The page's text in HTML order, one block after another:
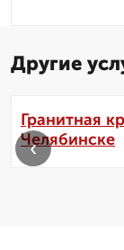
Другие
Гранитная
Челябинске
‹